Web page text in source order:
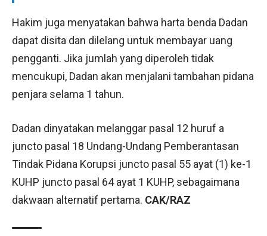
Hakim juga menyatakan bahwa harta benda Dadan
dapat disita dan dilelang untuk membayar uang
pengganti. Jika jumlah yang diperoleh tidak
mencukupi, Dadan akan menjalani tambahan pidana
penjara selama 1 tahun.
Dadan dinyatakan melanggar pasal 12 huruf a
juncto pasal 18 Undang-Undang Pemberantasan
Tindak Pidana Korupsi juncto pasal 55 ayat (1) ke-1
KUHP juncto pasal 64 ayat 1 KUHP, sebagaimana
dakwaan alternatif pertama. CAK/RAZ